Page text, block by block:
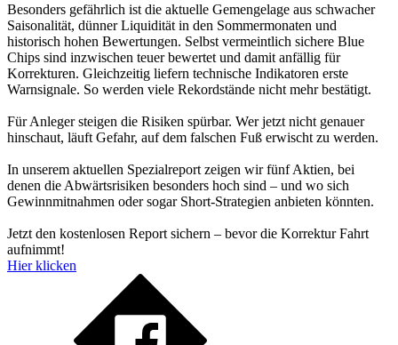
Besonders gefährlich ist die aktuelle Gemengelage aus schwacher
Saisonalität, dünner Liquidität in den Sommermonaten und
historisch hohen Bewertungen. Selbst vermeintlich sichere Blue
Chips sind inzwischen teuer bewertet und damit anfällig für
Korrekturen. Gleichzeitig liefern technische Indikatoren erste
Warnsignale. So werden viele Rekordstände nicht mehr bestätigt.
Für Anleger steigen die Risiken spürbar. Wer jetzt nicht genauer
hinschaut, läuft Gefahr, auf dem falschen Fuß erwischt zu werden.
In unserem aktuellen Spezialreport zeigen wir fünf Aktien, bei
denen die Abwärtsrisiken besonders hoch sind – und wo sich
Gewinnmitnahmen oder sogar Short-Strategien anbieten könnten.
Jetzt den kostenlosen Report sichern – bevor die Korrektur Fahrt
aufnimmt!
Hier klicken